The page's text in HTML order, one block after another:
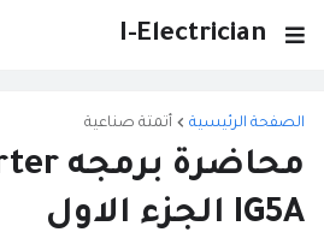
I-Electrician
الصفحة الرئيسية أتمتة صناعية
IG5A الجزء الاول